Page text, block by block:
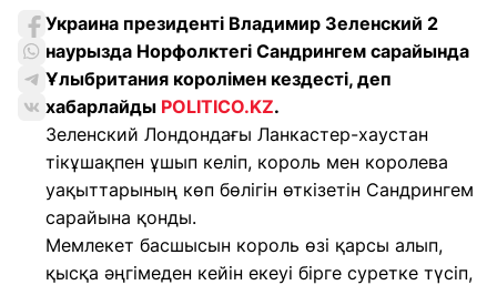
Украина президенті Владимир Зеленский 2
наурызда Норфолктегі Сандрингем сарайында
Ұлыбритания королімен кездесті, деп
хабарлайды POLITICO.KZ.
Зеленский Лондондағы Ланкастер-хаустан
тікұшақпен ұшып келіп, король мен королева
уақыттарының көп бөлігін өткізетін Сандрингем
сарайына қонды.
Мемлекет басшысын король өзі қарсы алып,
қысқа әңгімеден кейін екеуі бірге суретке түсіп,